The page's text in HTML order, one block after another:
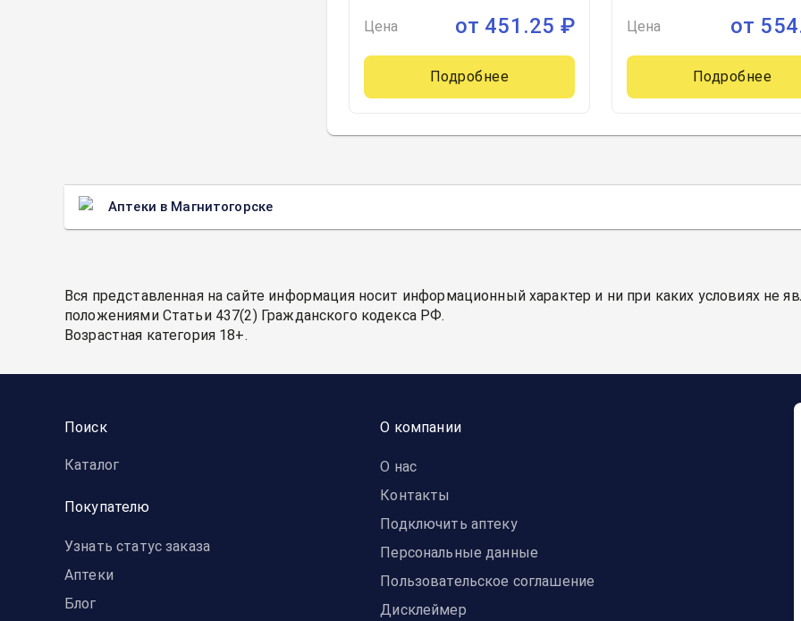
Россия
Цена от 451.25 ₽
Подробнее
Цена от
Подробнее
Аптеки в Магнитогорске
Вся представленная на сайте информация носит информационный характер и ни при каких условиях не
положениями Статьи 437(2) Гражданского кодекса РФ.
Возрастная категория 18+.
Поиск
Каталог
Покупателю
Узнать статус заказа
Аптеки
Блог
О компании
О нас
Контакты
Подключить аптеку
Персональные данные
Пользовательское соглашение
Дисклеймер